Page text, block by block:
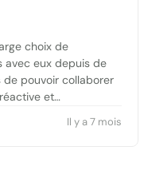
choix de
avec eux depuis de
de pouvoir collaborer
et
Il y a 7 mois